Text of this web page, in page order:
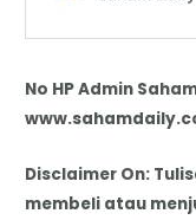
No HP Admin
Disclaimer On:
membeli atau